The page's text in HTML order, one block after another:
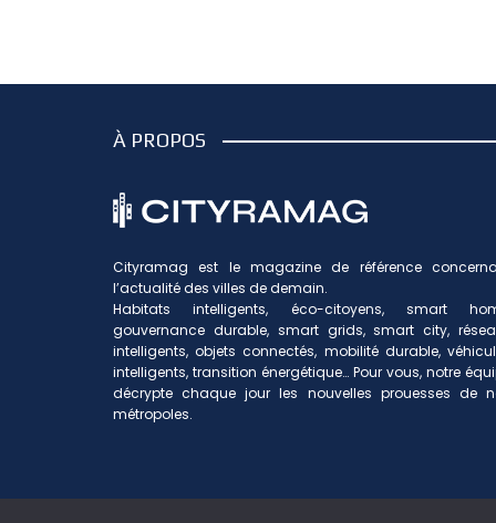
À PROPOS
Cityramag est le magazine de référence
l’actualité des villes de demain.
Habitats intelligents, éco-citoyens, smart
gouvernance durable, smart grids, smart city,
intelligents, objets connectés, mobilité durable,
intelligents, transition énergétique… Pour vous, notre
décrypte chaque jour les nouvelles prouesses de
métropoles.